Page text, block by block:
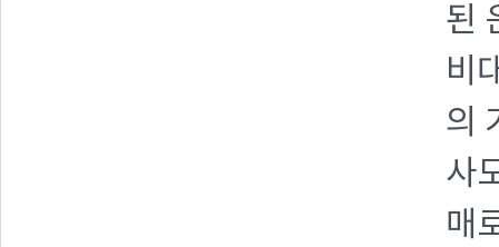
된
비
의
사
매